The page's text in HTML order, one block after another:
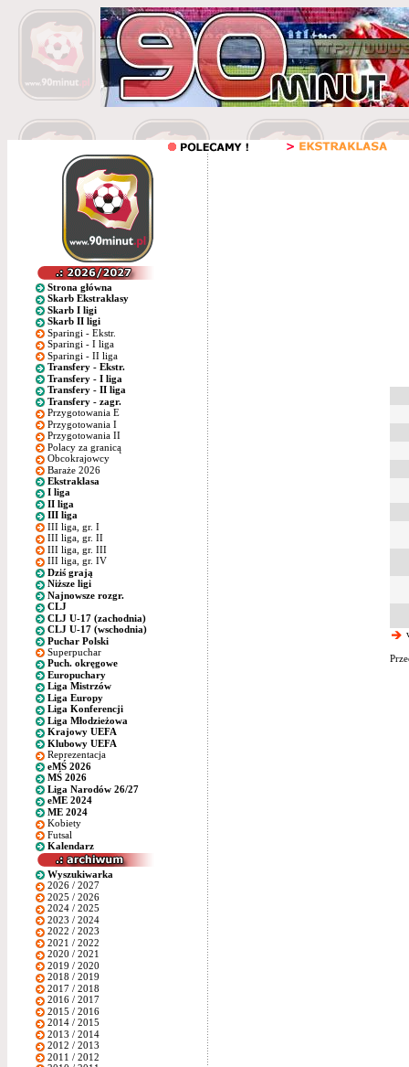
Strona główna
Skarb Ekstraklasy
Skarb I ligi
Skarb II ligi
Sparingi - Ekstr.
Sparingi - I liga
Sparingi - II liga
Transfery - Ekstr.
Transfery - I liga
Transfery - II liga
Transfery - zagr.
Przygotowania E
Przygotowania I
Przygotowania II
Polacy za granicą
Obcokrajowcy
Baraże 2026
Ekstraklasa
I liga
II liga
III liga
III liga, gr. I
III liga, gr. II
III liga, gr. III
III liga, gr. IV
Dziś grają
Niższe ligi
Najnowsze rozgr.
CLJ
CLJ U-17 (zachodnia)
CLJ U-17 (wschodnia)
Puchar Polski
Superpuchar
Puch. okręgowe
Europuchary
Liga Mistrzów
Liga Europy
Liga Konferencji
Liga Młodzieżowa
Krajowy UEFA
Klubowy UEFA
Reprezentacja
eMŚ 2026
MŚ 2026
Liga Narodów 26/27
eME 2024
ME 2024
Kobiety
Futsal
Kalendarz
Wyszukiwarka
2026 / 2027
2025 / 2026
2024 / 2025
2023 / 2024
2022 / 2023
2021 / 2022
2020 / 2021
2019 / 2020
2018 / 2019
2017 / 2018
2016 / 2017
2015 / 2016
2014 / 2015
2013 / 2014
2012 / 2013
2011 / 2012